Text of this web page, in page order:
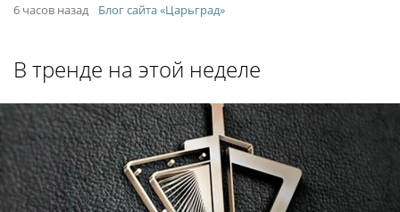
6 часов назад Блог сайта «Царьград»
В тренде на этой неделе